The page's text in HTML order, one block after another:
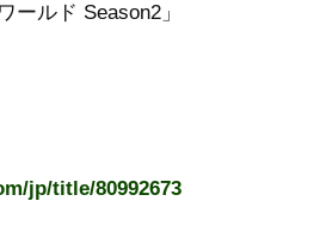
ールド Season2」
jp/title/80992673